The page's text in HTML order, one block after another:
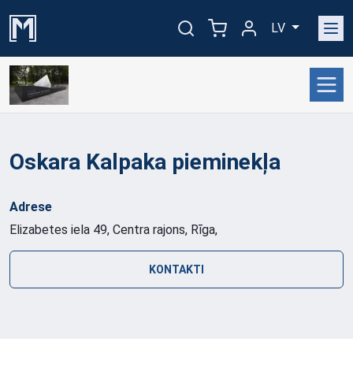
LV
Oskara Kalpaka pieminekļa
Adrese
Elizabetes iela 49, Centra rajons, Rīga,
KONTAKTI